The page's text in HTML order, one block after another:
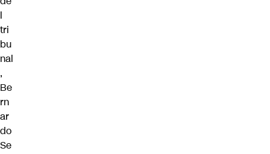
l
tri
bu
nal
,
Be
rn
ar
do
Se